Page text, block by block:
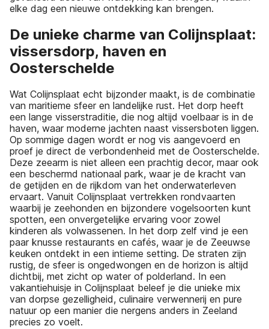
elke dag een nieuwe ontdekking kan brengen.
De unieke charme van Colijnsplaat:
vissersdorp, haven en
Oosterschelde
Wat Colijnsplaat echt bijzonder maakt, is de combinatie
van maritieme sfeer en landelijke rust. Het dorp heeft
een lange visserstraditie, die nog altijd voelbaar is in de
haven, waar moderne jachten naast vissersboten liggen.
Op sommige dagen wordt er nog vis aangevoerd en
proef je direct de verbondenheid met de Oosterschelde.
Deze zeearm is niet alleen een prachtig decor, maar ook
een beschermd nationaal park, waar je de kracht van
de getijden en de rijkdom van het onderwaterleven
ervaart. Vanuit Colijnsplaat vertrekken rondvaarten
waarbij je zeehonden en bijzondere vogelsoorten kunt
spotten, een onvergetelijke ervaring voor zowel
kinderen als volwassenen. In het dorp zelf vind je een
paar knusse restaurants en cafés, waar je de Zeeuwse
keuken ontdekt in een intieme setting. De straten zijn
rustig, de sfeer is ongedwongen en de horizon is altijd
dichtbij, met zicht op water of polderland. In een
vakantiehuisje in Colijnsplaat beleef je die unieke mix
van dorpse gezelligheid, culinaire verwennerij en pure
natuur op een manier die nergens anders in Zeeland
precies zo voelt.